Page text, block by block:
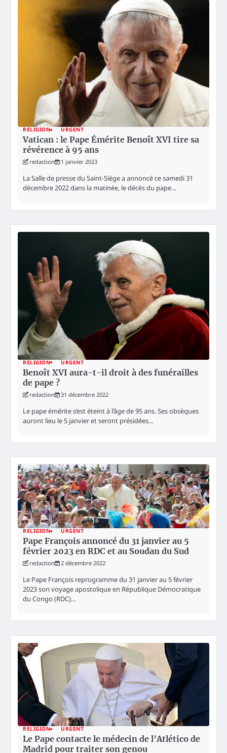
RELIGION URGENT
Vatican : le Pape Émérite Benoît XVI tire sa
révérence à 95 ans
redaction 1 janvier 2023
La Salle de presse du Saint-Siège a annoncé ce samedi 31
décembre 2022 dans la matinée, le décès du pape…
RELIGION URGENT
Benoît XVI aura-t-il droit à des funérailles
de pape ?
redaction 31 décembre 2022
Le pape émérite s’est éteint à l’âge de 95 ans. Ses obsèques
auront lieu le 5 janvier et seront présidées…
RELIGION URGENT
Pape François annoncé du 31 janvier au 5
février 2023 en RDC et au Soudan du Sud
redaction 2 décembre 2022
Le Pape François reprogramme du 31 janvier au 5 février
2023 son voyage apostolique en République Démocratique
du Congo (RDC)…
RELIGION URGENT
Le Pape contacte le médecin de l’Atlético de
Madrid pour traiter son genou